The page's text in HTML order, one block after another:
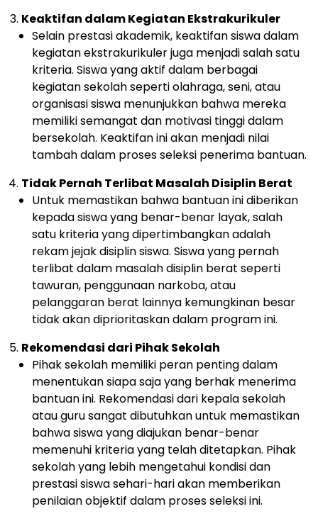
Keaktifan dalam Kegiatan Ekstrakurikuler
Selain prestasi akademik, keaktifan siswa dalam
kegiatan ekstrakurikuler juga menjadi salah satu
kriteria. Siswa yang aktif dalam berbagai
kegiatan sekolah seperti olahraga, seni, atau
organisasi siswa menunjukkan bahwa mereka
memiliki semangat dan motivasi tinggi dalam
bersekolah. Keaktifan ini akan menjadi nilai
tambah dalam proses seleksi penerima bantuan.
Tidak Pernah Terlibat Masalah Disiplin Berat
Untuk memastikan bahwa bantuan ini diberikan
kepada siswa yang benar-benar layak, salah
satu kriteria yang dipertimbangkan adalah
rekam jejak disiplin siswa. Siswa yang pernah
terlibat dalam masalah disiplin berat seperti
tawuran, penggunaan narkoba, atau
pelanggaran berat lainnya kemungkinan besar
tidak akan diprioritaskan dalam program ini.
Rekomendasi dari Pihak Sekolah
Pihak sekolah memiliki peran penting dalam
menentukan siapa saja yang berhak menerima
bantuan ini. Rekomendasi dari kepala sekolah
atau guru sangat dibutuhkan untuk memastikan
bahwa siswa yang diajukan benar-benar
memenuhi kriteria yang telah ditetapkan. Pihak
sekolah yang lebih mengetahui kondisi dan
prestasi siswa sehari-hari akan memberikan
penilaian objektif dalam proses seleksi ini.